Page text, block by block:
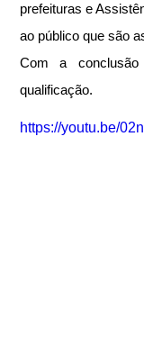
prefeituras e
ao público que são
Com a
qualificação.
https://youtu.be/